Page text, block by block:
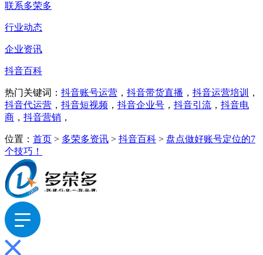
联系多荣多
行业动态
企业资讯
抖音百科
热门关键词： 抖音账号运营 ， 抖音带货直播 ， 抖音运营培训
，
抖音代运营 ， 抖音短视频 ， 抖音企业号 ， 抖音引流 ， 抖音电
商 ， 抖音营销 ，
位置： 首页 > 多荣多资讯 > 抖音百科 > 盘点做好账号定位的7
个技巧！